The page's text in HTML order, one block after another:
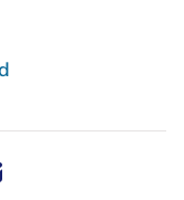
via X -
nieuwsbericht via
dit nieuwsbericht
Deel dit